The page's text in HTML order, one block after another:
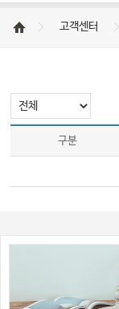
고객센터
구분